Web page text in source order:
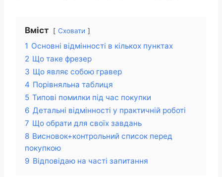
Вміст Сховати
1 Основні відмінності в кількох пунктах
2 Що таке фрезер
3 Що являє собою гравер
4 Порівняльна таблиця
5 Типові помилки під час покупки
6 Детальні відмінності у практичній роботі
7 Що обрати для своїх завдань
8 Висновок+контрольний список перед
покупкою
9 Відповідаю на часті запитання